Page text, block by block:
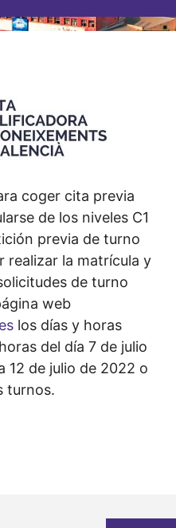
coger cita previa
de los niveles C1
previa de turno
realizar la matrícula y
de turno
web
los días y horas
del día 7 de julio
12 de julio de 2022 o
turnos.